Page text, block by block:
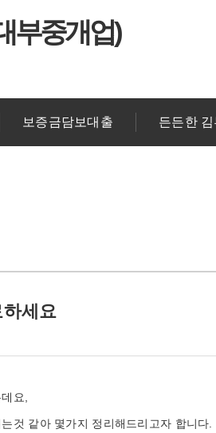
부중개업)
보증금담보대출 든든한
세요
요,
것 같아 몇가지 정리해드리고자 합니다.